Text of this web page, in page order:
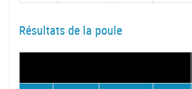
Résultats de la poule